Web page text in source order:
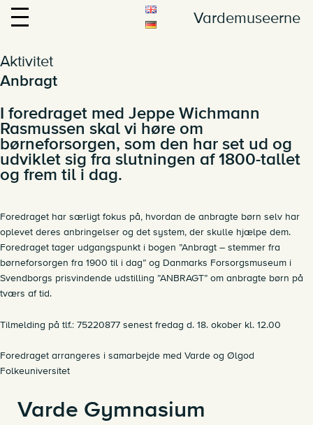
Vardemuseerne
Aktivitet
Anbragt
I foredraget med Jeppe Wichmann
Rasmussen skal vi høre om
børneforsorgen, som den har set ud og
udviklet sig fra slutningen af 1800-tallet
og frem til i dag.
Foredraget har særligt fokus på, hvordan de anbragte børn selv har
oplevet deres anbringelser og det system, der skulle hjælpe dem.
Foredraget tager udgangspunkt i bogen ”Anbragt – stemmer fra
børneforsorgen fra 1900 til i dag” og Danmarks Forsorgsmuseum i
Svendborgs prisvindende udstilling ”ANBRAGT” om anbragte børn på
tværs af tid.
Tilmelding på tlf.: 75220877 senest fredag d. 18. okober kl. 12.00
Foredraget arrangeres i samarbejde med Varde og Ølgod
Folkeuniversitet
Varde Gymnasium